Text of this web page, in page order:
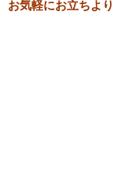
お気軽にお立ちより